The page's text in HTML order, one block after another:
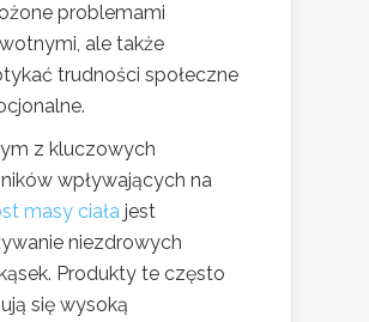
problemami
ale także
trudności społeczne
z kluczowych
wpływających na
masy ciała jest
niezdrowych
Produkty te często
się wysoką